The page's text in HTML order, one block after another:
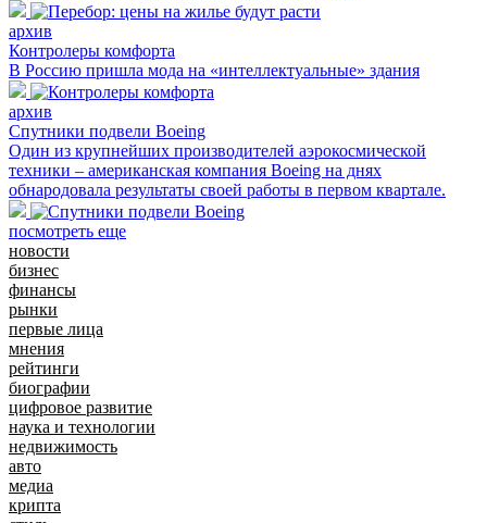
архив
Контролеры комфорта
В Россию пришла мода на «интеллектуальные» здания
архив
Спутники подвели Boeing
Один из крупнейших производителей аэрокосмической
техники – американская компания Boeing на днях
обнародовала результаты своей работы в первом квартале.
посмотреть еще
новости
бизнес
финансы
рынки
первые лица
мнения
рейтинги
биографии
цифровое развитие
наука и технологии
недвижимость
авто
медиа
крипта